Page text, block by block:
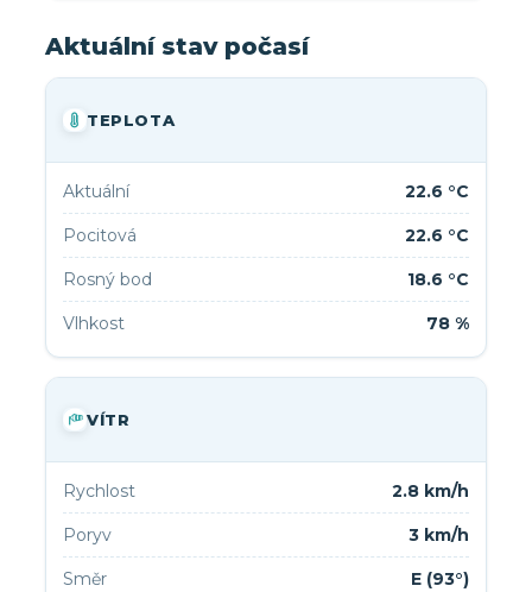
Aktuální stav počasí
TEPLOTA
Aktuální 22.6 °C
Pocitová 22.6 °C
Rosný bod 18.6 °C
Vlhkost 78 %
VÍTR
Rychlost 2.8 km/h
Poryv 3 km/h
Směr E (93°)